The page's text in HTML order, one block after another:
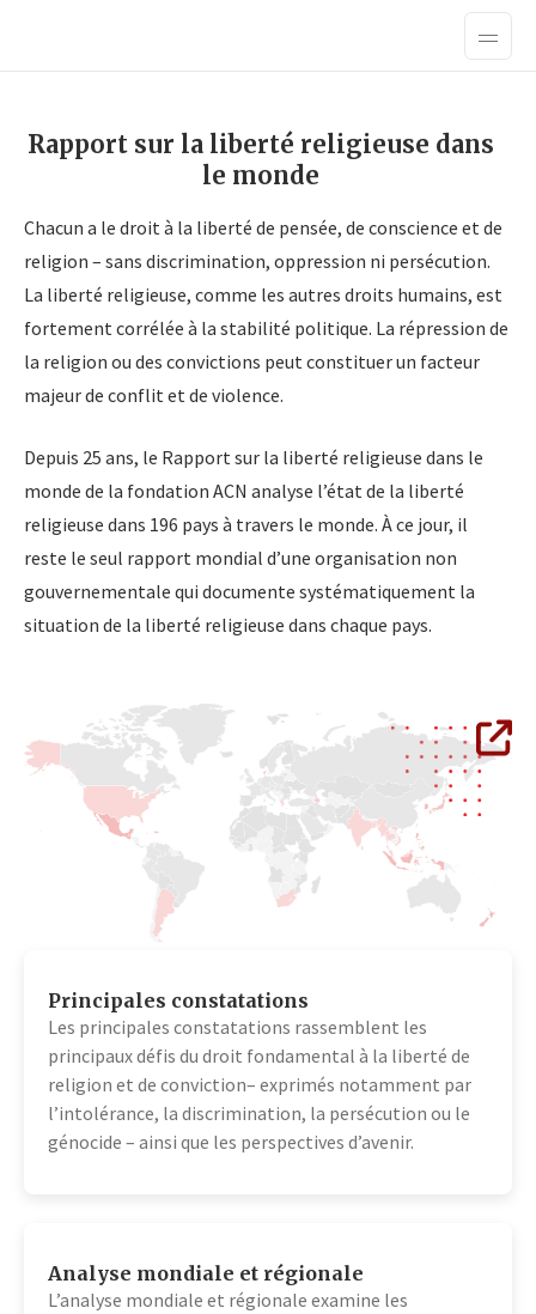
Rapport sur la liberté religieuse dans
le monde
Chacun a le droit à la liberté de pensée, de conscience et de
religion – sans discrimination, oppression ni persécution.
La liberté religieuse, comme les autres droits humains, est
fortement corrélée à la stabilité politique. La répression de
la religion ou des convictions peut constituer un facteur
majeur de conflit et de violence.
Depuis 25 ans, le Rapport sur la liberté religieuse dans le
monde de la fondation ACN analyse l’état de la liberté
religieuse dans 196 pays à travers le monde. À ce jour, il
reste le seul rapport mondial d’une organisation non
gouvernementale qui documente systématiquement la
situation de la liberté religieuse dans chaque pays.
Principales constatations
Les principales constatations rassemblent les
principaux défis du droit fondamental à la liberté de
religion et de conviction– exprimés notamment par
l’intolérance, la discrimination, la persécution ou le
génocide – ainsi que les perspectives d’avenir.
Analyse mondiale et régionale
L’analyse mondiale et régionale examine les